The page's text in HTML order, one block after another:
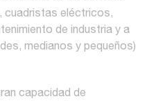
cuadristas eléctricos,
de industria y a
medianos y pequeños)
capacidad de